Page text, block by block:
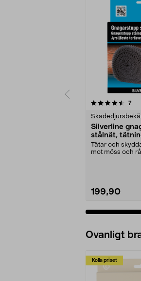
7
Silverline
stålnät,
10 m
Tätar och
mot möss och
199,90
4.0 av
Ovanligt
Kolla priset